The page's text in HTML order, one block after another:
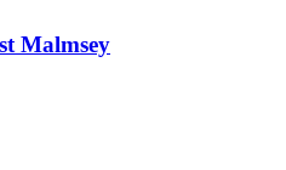
Malmsey